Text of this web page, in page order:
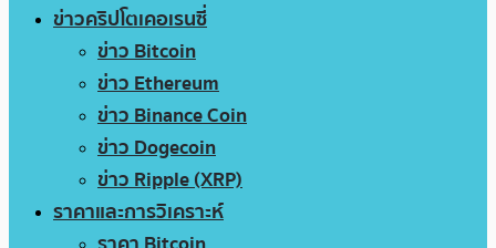
ข่าวคริปโตเคอเรนซี่
ข่าว Bitcoin
ข่าว Ethereum
ข่าว Binance Coin
ข่าว Dogecoin
ข่าว Ripple (XRP)
ราคาและการวิเคราะห์